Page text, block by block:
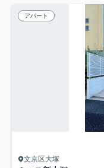
アパート
文京区大塚